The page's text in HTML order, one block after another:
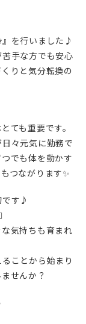
を行いました♪
手な方でも安心
りと気分転換の
ても重要です。
々元気に勤務で
でも体を動かす
つながります✨
です♪
気持ちも育まれ
ことから始まり
せんか？